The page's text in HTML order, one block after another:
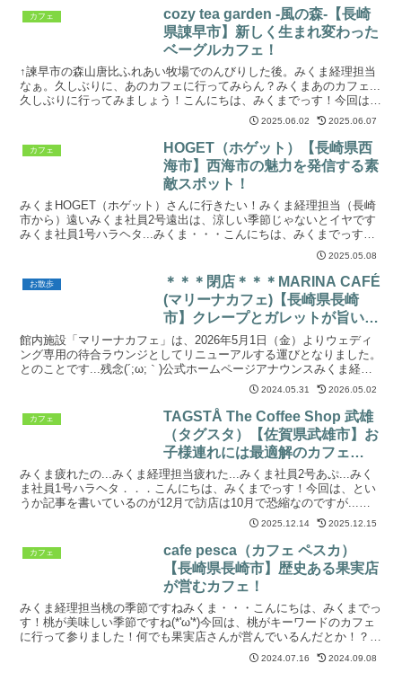
カフェ
cozy tea garden -風の森-【長崎
県諌早市】新しく生まれ変わった
ベーグルカフェ！
↑諫早市の森山唐比ふれあい牧場でのんびりした後。みくま経理担当
なぁ。久しぶりに、あのカフェに行ってみらん？みくまあのカフェ...
久しぶりに行ってみましょう！こんにちは、みくまでっす！今回は諫
早市の森山唐比ふれあい牧場でのんびりした後、お昼を...
2025.06.02 2025.06.07
カフェ
HOGET（ホゲット）【長崎県西
海市】西海市の魅力を発信する素
敵スポット！
みくまHOGET（ホゲット）さんに行きたい！みくま経理担当（長崎
市から）遠いみくま社員2号遠出は、涼しい季節じゃないとイヤです
みくま社員1号ハラヘタ...みくま・・・こんにちは、みくまでっす！
2025.05.08
お散歩
＊＊＊閉店＊＊＊MARINA CAFÉ
(マリーナカフェ)【長崎県長崎
市】クレープとガレットが旨い！
みくまはソフトクリームを推しま
す！
館内施設「マリーナカフェ」は、2026年5月1日（金）よりウェディ
ング専用の待合ラウンジとしてリニューアルする運びとなりました。
とのことです...残念(´;ω;｀)公式ホームページアナウンスみくま経理
担当ソフトクリームを食べたい。どっか連れ... 2024.05.31 2026.05.02
カフェ
TAGSTÅ The Coffee Shop 武雄
（タグスタ）【佐賀県武雄市】お
子様連れには最適解のカフェ
&asobiba
みくま疲れたの...みくま経理担当疲れた...みくま社員2号あぷ...みく
ま社員1号ハラヘタ．．．こんにちは、みくまでっす！今回は、とい
うか記事を書いているのが12月で訪店は10月で恐縮なのですが...当
2025.12.14 2025.12.15
カフェ
cafe pesca（カフェ ペスカ）
【長崎県長崎市】歴史ある果実店
が営むカフェ！
みくま経理担当桃の季節ですねみくま・・・こんにちは、みくまでっ
す！桃が美味しい季節ですね(*'ω'*)今回は、桃がキーワードのカフェ
に行って参りました！何でも果実店さんが営んでいるんだとか！？み
くま経理担当モモ、オゴレみくま創業140年の果...2024.07.16 2024.09.08